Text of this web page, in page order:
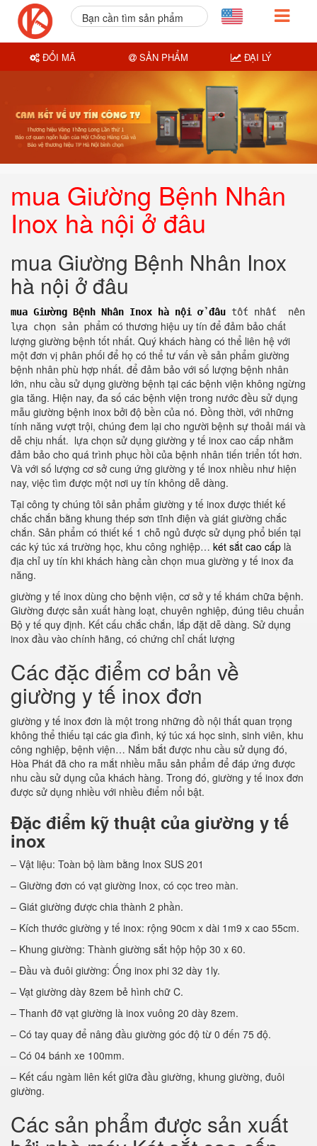
mua Giường Bệnh Nhân
Inox hà nội ở đâu
mua Giường Bệnh Nhân Inox
hà nội ở đâu
mua Giường Bệnh Nhân Inox hà nội ở đâu tốt nhất nên
lựa chọn sản phẩm có thương hiệu uy tín để đảm bảo chất
lượng giường bệnh tốt nhất. Quý khách hàng có thể liên hệ với
một đơn vị phân phối để họ có thể tư vấn về sản phẩm giường
bệnh nhân phù hợp nhất. để đảm bảo với số lượng bệnh nhân
lớn, nhu cầu sử dụng giường bệnh tại các bệnh viện không ngừng
gia tăng. Hiện nay, đa số các bệnh viện trong nước đều sử dụng
mẫu giường bệnh inox bởi độ bền của nó. Đồng thời, với những
tính năng vượt trội, chúng đem lại cho người bệnh sự thoải mái và
dễ chịu nhất. lựa chọn sử dụng giường y tế inox cao cấp nhằm
đảm bảo cho quá trình phục hồi của bệnh nhân tiến triển tốt hơn.
Và với số lượng cơ sở cung ứng giường y tế inox nhiều như hiện
nay, việc tìm được một nơi uy tín không dễ dàng.
Tại công ty chúng tôi sản phẩm giường y tế inox được thiết kế
chắc chắn bằng khung thép sơn tĩnh điện và giát giường chắc
chắn. Sản phẩm có thiết kế 1 chỗ ngủ được sử dụng phổ biến tại
các ký túc xá trường học, khu công nghiệp… két sắt cao cấp là
địa chỉ uy tín khi khách hàng cần chọn mua giường y tế inox đa
năng.
giường y tế inox dùng cho bệnh viện, cơ sở y tế khám chữa bệnh.
Giường được sản xuất hàng loạt, chuyên nghiệp, đúng tiêu chuẩn
Bộ y tế quy định. Kết cấu chắc chắn, lắp đặt dễ dàng. Sử dụng
inox đầu vào chính hãng, có chứng chỉ chất lượng
Các đặc điểm cơ bản về
giường y tế inox đơn
giường y tế inox đơn là một trong những đồ nội thất quan trọng
không thể thiếu tại các gia đình, ký túc xá học sinh, sinh viên, khu
công nghiệp, bệnh viện… Nắm bắt được nhu cầu sử dụng đó,
Hòa Phát đã cho ra mắt nhiều mẫu sản phẩm để đáp ứng được
nhu cầu sử dụng của khách hàng. Trong đó, giường y tế inox đơn
được sử dụng nhiều với nhiều điểm nổi bật.
Đặc điểm kỹ thuật của giường y tế
inox
– Vật liệu: Toàn bộ làm bằng Inox SUS 201
– Giường đơn có vạt giường Inox, có cọc treo màn.
– Giát giường được chia thành 2 phần.
– Kích thước giường y tế inox: rộng 90cm x dài 1m9 x cao 55cm.
– Khung giường: Thành giường sắt hộp hộp 30 x 60.
– Đầu và đuôi giường: Ống inox phi 32 dày 1ly.
– Vạt giường dày 8zem bẻ hình chữ C.
– Thanh đỡ vạt giường là inox vuông 20 dày 8zem.
– Có tay quay để nâng đầu giường góc độ từ 0 đến 75 độ.
– Có 04 bánh xe 100mm.
– Kết cấu ngàm liên kết giữa đầu giường, khung giường, đuôi
giường.
Các sản phẩm được sản xuất
Bạn cần tìm sản phẩm
ĐỔI MÃ SẢN PHẨM ĐẠI LÝ